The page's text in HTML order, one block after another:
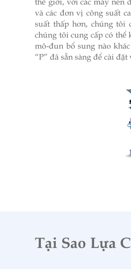
và các đơn vị công suất
suất thấp hơn, chúng
chúng tôi cung cấp có
mô-đun bổ sung nào
“P” đã sẵn sàng để cài
Tại Sao Lựa